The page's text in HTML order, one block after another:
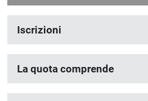
Iscrizioni
La quota comprende